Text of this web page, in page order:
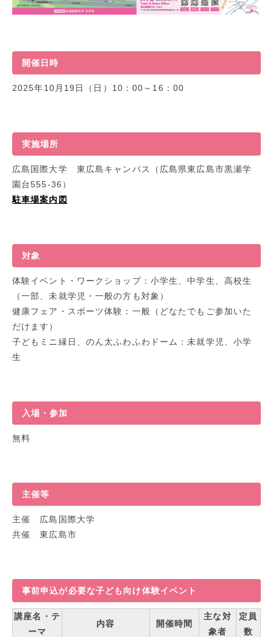
開催日時
2025年10月19日（日）10：00～16：00
実施場所
広島国際大学 東広島キャンパス（広島県東広島市黒瀬学
園台555-36）
駐車場案内図
対象
体験イベント・ワークショップ：小学生、中学生、高校生
（一部、未就学児・一般の方も対象）
健康フェア・スポーツ体験：一般（どなたでもご参加いた
だけます）
子どもミニ縁日、のん太ふわふわドーム：未就学児、小学
生
入場・参加
無料
主催等
主催 広島国際大学
共催 東広島市
事前申込が必要な子ども向け体験イベント
講座名・テ
ーマ
内容 開催時間
主な対
象者
定員
数